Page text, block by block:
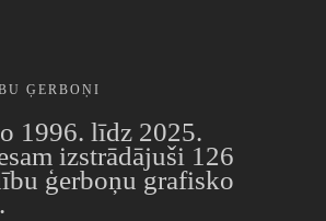
ĢERBOŅI
1996. līdz 2025.
izstrādājuši 126
ģerboņu grafisko